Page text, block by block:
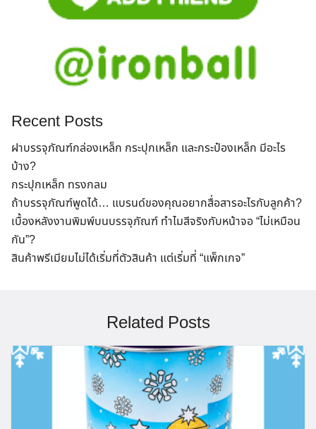
Recent Posts
ฝาบรรจุภัณฑ์กล่องเหล็ก กระปุกเหล็ก และกระป๋องเหล็ก มีอะไร
บ้าง?
กระปุกเหล็ก ทรงกลม
ถ้าบรรจุภัณฑ์พูดได้… แบรนด์ของคุณอยากสื่อสารอะไรกับลูกค้า?
เบื้องหลังงานพิมพ์บนบรรจุภัณฑ์ ทำไมสีจริงกับหน้าจอ “ไม่เหมือน
กัน”?
สินค้าพรีเมียมไม่ได้เริ่มที่ตัวสินค้า แต่เริ่มที่ “แพ็กเกจ”
Related Posts